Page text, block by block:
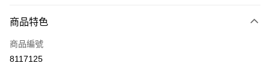
信用卡一次付款
信用卡分期付款
商品特色
商品編號
8117125